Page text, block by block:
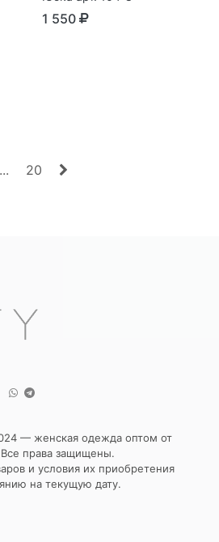
1 550
... 20
— женская одежда оптом от
Все права защищены.
и условия их приобретения
на текущую дату.